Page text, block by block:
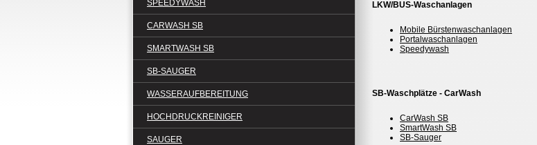
SPEEDYWASH
CARWASH SB
SMARTWASH SB
SB-SAUGER
WASSERAUFBEREITUNG
HOCHDRUCKREINIGER
SAUGER
LKW/BUS-Waschanlagen
Mobile Bürstenwaschanlagen
Portalwaschanlagen
Speedywash
SB-Waschplätze - CarWash
CarWash SB
SmartWash SB
SB-Sauger